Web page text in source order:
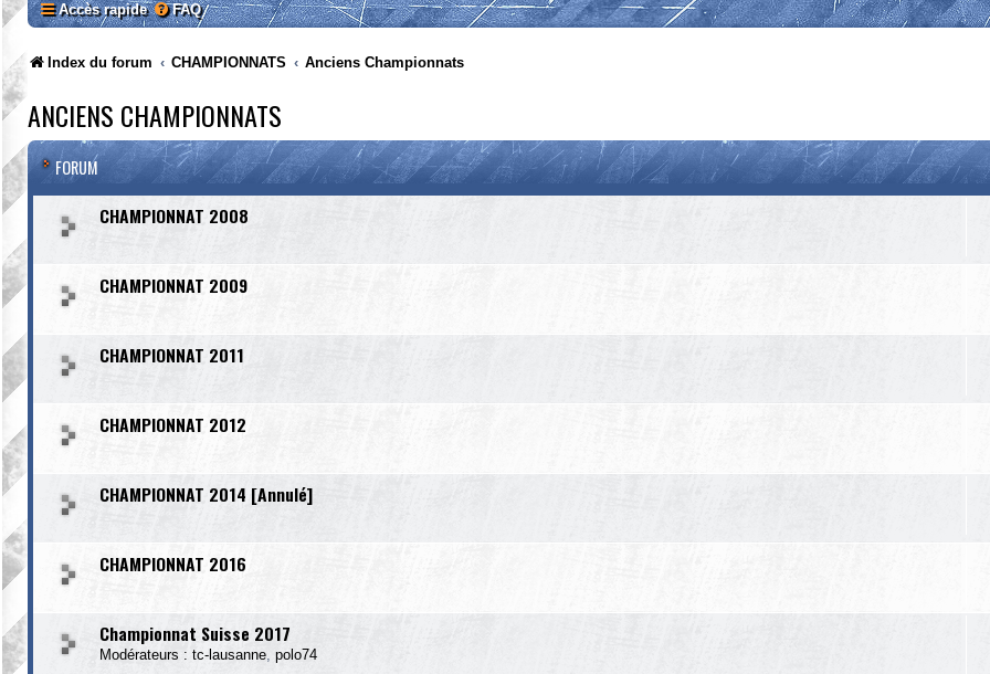
Accès rapide FAQ
Index du forum CHAMPIONNATS Anciens Championnats
ANCIENS CHAMPIONNATS
FORUM
CHAMPIONNAT 2008
CHAMPIONNAT 2009
CHAMPIONNAT 2011
CHAMPIONNAT 2012
CHAMPIONNAT 2014 [Annulé]
CHAMPIONNAT 2016
Championnat Suisse 2017
Modérateurs : tc-lausanne polo74